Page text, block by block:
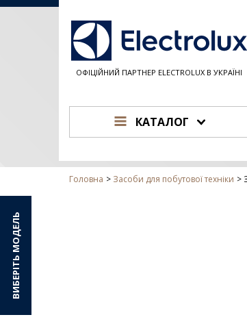
ОФІЦІЙНИЙ ПАРТНЕР ELECTROLUX В УКРАЇНІ
КАТАЛОГ
Головна Засоби для побутової техніки
ВИБЕРІТЬ МОДЕЛЬ